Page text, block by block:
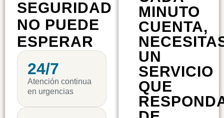
SEGURIDAD
NO PUEDE
ESPERAR
24/7
Atención continua
en urgencias
MINUTO
CUENTA,
UN
SERVICIO
QUE